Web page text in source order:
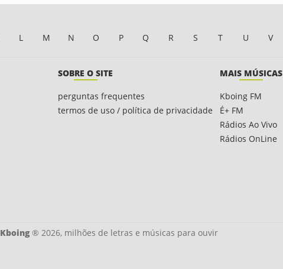
L M N O P Q R S T U V
SOBRE O SITE
perguntas frequentes
termos de uso / política de privacidade
MAIS MÚSICAS
Kboing FM
É+ FM
Rádios Ao Vivo
Rádios OnLine
Kboing® 2026, milhões de letras e músicas para ouvir